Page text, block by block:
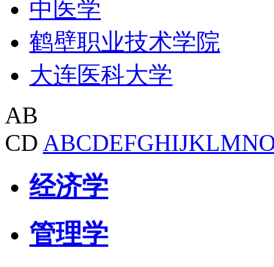
中医学
鹤壁职业技术学院
大连医科大学
AB
CD ABCDEFGHIJKLMN
经济学
管理学